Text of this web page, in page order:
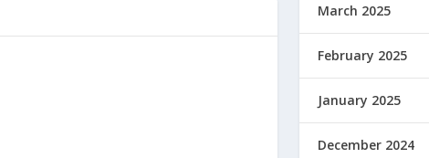
March 2025
February 2025
January 2025
December 2024